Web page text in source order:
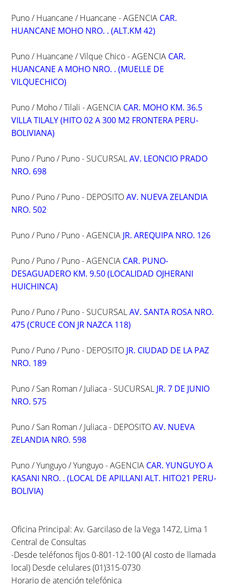
Puno / Huancane / Huancane - AGENCIA CAR.
HUANCANE MOHO NRO. . (ALT.KM 42)
Puno / Huancane / Vilque Chico - AGENCIA CAR.
HUANCANE A MOHO NRO. . (MUELLE DE
VILQUECHICO)
Puno / Moho / Tilali - AGENCIA CAR. MOHO KM. 36.5
VILLA TILALY (HITO 02 A 300 M2 FRONTERA PERU-
BOLIVIANA)
Puno / Puno / Puno - SUCURSALAV. LEONCIO PRADO
NRO. 698
Puno / Puno / Puno - DEPOSITOAV. NUEVA ZELANDIA
NRO. 502
Puno / Puno / Puno - AGENCIA JR. AREQUIPA NRO. 126
Puno / Puno / Puno - AGENCIA CAR. PUNO-
DESAGUADERO KM. 9.50 (LOCALIDAD OJHERANI
HUICHINCA)
Puno / Puno / Puno - SUCURSALAV. SANTA ROSA NRO.
475 (CRUCE CON JR NAZCA 118)
Puno / Puno / Puno - DEPOSITO JR. CIUDAD DE LA PAZ
NRO. 189
Puno / San Roman / Juliaca - SUCURSAL JR. 7 DE JUNIO
NRO. 575
Puno / San Roman / Juliaca - DEPOSITOAV. NUEVA
ZELANDIA NRO. 598
Puno / Yunguyo / Yunguyo - AGENCIA CAR. YUNGUYO A
KASANI NRO. . (LOCAL DE APILLANI ALT. HITO21 PERU-
BOLIVIA)
Oficina Principal: Av. Garcilaso de la Vega 1472, Lima 1
Central de Consultas
-Desde teléfonos fijos 0-801-12-100 (Al costo de llamada
local) Desde celulares (01)315-0730
Horario de atención telefónica